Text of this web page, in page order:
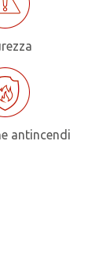
antincendi